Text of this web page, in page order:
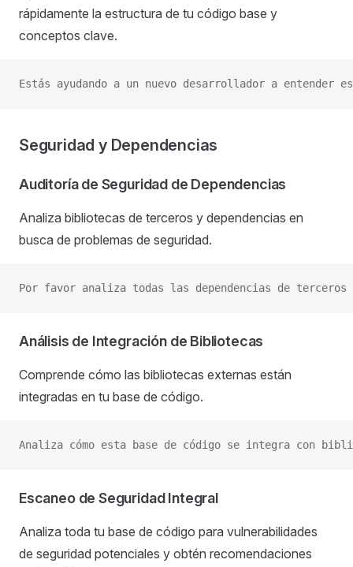
rápidamente la estructura de tu código base y
conceptos clave.
Estás ayudando a un nuevo desarrollador a
Seguridad y Dependencias
Auditoría de Seguridad de Dependencias
Analiza bibliotecas de terceros y dependencias en
busca de problemas de seguridad.
Por favor analiza todas las dependencias de
Análisis de Integración de Bibliotecas
Comprende cómo las bibliotecas externas están
integradas en tu base de código.
Analiza cómo esta base de código se integra con
Escaneo de Seguridad Integral
Analiza toda tu base de código para vulnerabilidades
de seguridad potenciales y obtén recomendaciones